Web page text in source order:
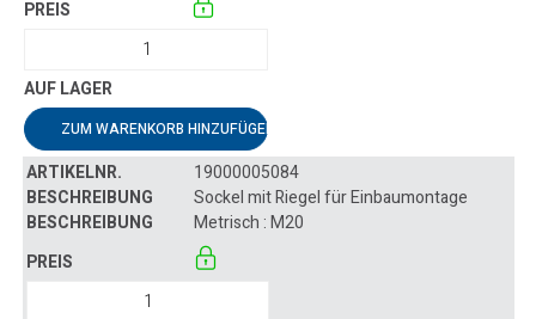
ZUM WARENKORB HINZUFÜGEN
19000005084
Sockel mit Riegel für Einbaumontage
Metrisch : M20